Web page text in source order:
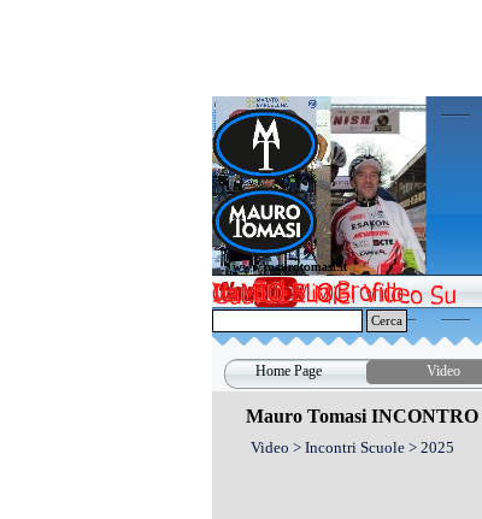
www.maurotomasi.it
www.maurotomasi.it
Cerca
Home Page Video
Mauro Tomasi INCONTRO
Video > Incontri Scuole > 2025